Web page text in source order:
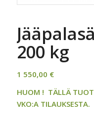
200 kg
1 550,00 €
HUOM ! TÄLLÄ
VKO:A TILAUKSESTA.